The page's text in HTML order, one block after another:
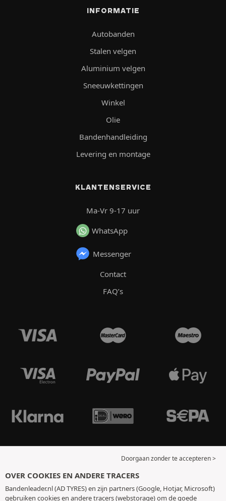
INFORMATIE
Autobanden
Stalen velgen
Aluminium velgen
Sneeuwkettingen
Winkel
Olie
Bandenhandleiding
Levering en montage
KLANTENSERVICE
Ma-Vr 9-17 uur
WhatsApp
Messenger
Contact
FAQ’s
Doorgaan zonder te accepteren >
OVER COOKIES EN ANDERE TRACERS
Bandenleader.nl (AD TYRES) en zijn partners (Google, Hotjar, Microsoft)
gebruiken cookies en andere tracers (webstorage) om de goede